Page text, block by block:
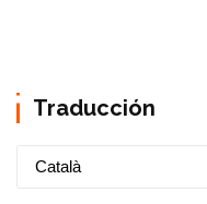
Traducción